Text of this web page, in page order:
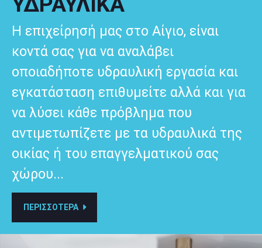
Η επιχείρησή μας στο Αίγιο, είναι
κοντά σας για να αναλάβει
οποιαδήποτε υδραυλική εργασία και
εγκατάσταση επιθυμείτε αλλά και για
να λύσει κάθε πρόβλημα που
αντιμετωπίζετε με τα υδραυλικά της
οικίας ή του επαγγελματικού σας
χώρου...
ΠΕΡΙΣΣΟΤΕΡΑ